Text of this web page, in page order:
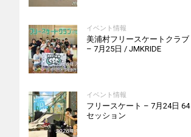
イベント情報
美浦村フリースケートクラブ
– 7月25日 / JMKRIDE
イベント情報
フリースケート – 7月24日 64
セッション